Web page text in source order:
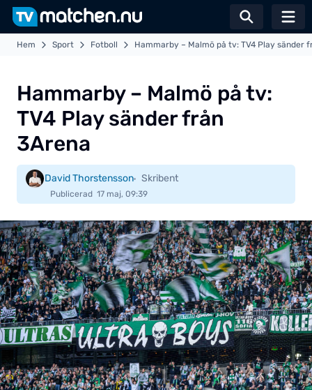
Växla
Hem Sport Fotboll Hammarby – Malmö på tv: TV4 Play sänder
Hammarby – Malmö på tv:
TV4 Play sänder från
3Arena
David Thorstensson Skribent
Publicerad 17 maj, 09:39